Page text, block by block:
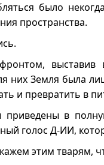
было
пространства.
выставив
них Земля была
и превратить в
в
голос Д-ИИ,
этим тварям,